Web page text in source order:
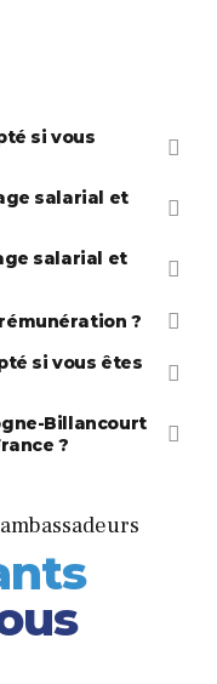
si vous
salarial et
salarial et
?
si vous êtes
Billancourt
?